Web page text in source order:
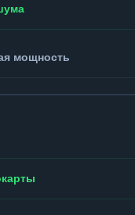
мощность